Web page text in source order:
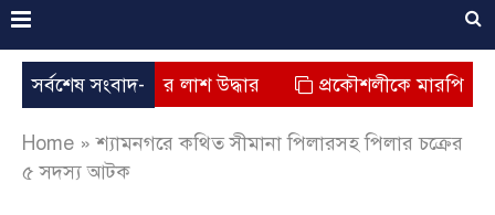
সর্বশেষ সংবাদ-
সরদারের লাশ উদ্ধার প্রকৌশলীকে মারপিটের
Home »শ্যামনগরে কথিত সীমানা পিলারসহ পিলার চক্রের
৫ সদস্য আটক